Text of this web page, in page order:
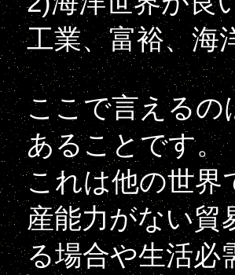
工業、富裕、海
ここで言えるの
あることです。
これは他の世界
産能力がない貿
る場合や生活必